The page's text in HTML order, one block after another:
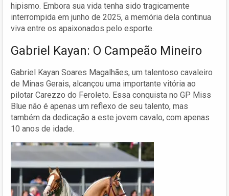
hipismo. Embora sua vida tenha sido tragicamente
interrompida em junho de 2025, a memória dela continua
viva entre os apaixonados pelo esporte.
Gabriel Kayan: O Campeão Mineiro
Gabriel Kayan Soares Magalhães, um talentoso cavaleiro
de Minas Gerais, alcançou uma importante vitória ao
pilotar Carezzo do Feroleto. Essa conquista no GP Miss
Blue não é apenas um reflexo de seu talento, mas
também da dedicação a este jovem cavalo, com apenas
10 anos de idade.